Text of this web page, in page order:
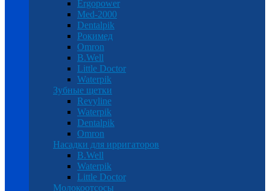
Ergopower
Med-2000
Dentalpik
Рокимед
Omron
B.Well
Little Doctor
Waterpik
Зубные щетки
Revyline
Waterpik
Dentalpik
Omron
Насадки для ирригаторов
B.Well
Waterpik
Little Doctor
Молокоотсосы